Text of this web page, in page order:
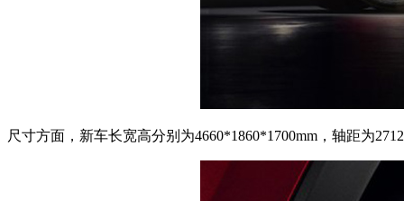
尺寸方面，新车长宽高分别为4660*1860*1700mm，轴距为